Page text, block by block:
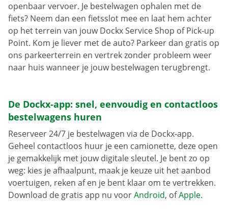
openbaar vervoer. Je bestelwagen ophalen met de
fiets? Neem dan een fietsslot mee en laat hem achter
op het terrein van jouw Dockx Service Shop of Pick-up
Point. Kom je liever met de auto? Parkeer dan gratis op
ons parkeerterrein en vertrek zonder probleem weer
naar huis wanneer je jouw bestelwagen terugbrengt.
De Dockx-app: snel, eenvoudig en contactloos
bestelwagens huren
Reserveer 24/7 je bestelwagen via de Dockx-app.
Geheel contactloos huur je een camionette, deze open
je gemakkelijk met jouw digitale sleutel. Je bent zo op
weg: kies je afhaalpunt, maak je keuze uit het aanbod
voertuigen, reken af en je bent klaar om te vertrekken.
Download de gratis app nu voorAndroid, ofApple.